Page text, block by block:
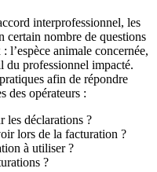
interprofessionnel, les
certain nombre de questions
animale concernée,
du professionnel impacté.
afin de répondre
des opérateurs :
les déclarations ?
lors de la facturation ?
à utiliser ?
?